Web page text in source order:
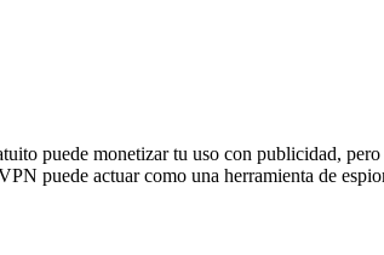
puede monetizar tu uso con publicidad,
puede actuar como una herramienta de